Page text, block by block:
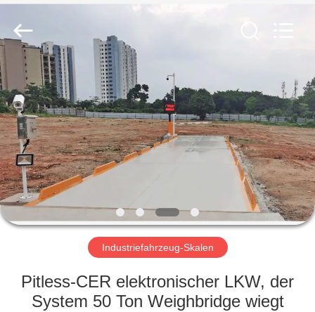
HAUS
PRODUKTE
ÜBER
UNS
FABRIK-
AUSFLUG
QUALITÄTSKONTROLLE
Horn
Co.,
Ltd..
All
Reserved.
Industriefahrzeug-Skalen
Pitless-CER elektronischer LKW, der
System 50 Ton Weighbridge wiegt